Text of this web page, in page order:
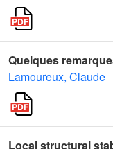
Quelques
Lamoureux, Claude
Local structural